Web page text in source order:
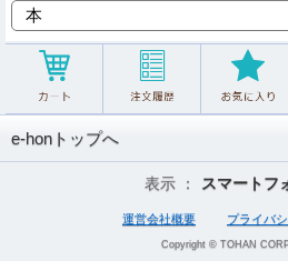
e-honトップへ
表示 ： スマートフ
運営会社概要 プライバ
Copyright © TOHAN